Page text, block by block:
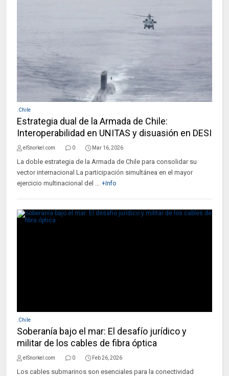
.Chile
Estrategia dual de la Armada de Chile:
Interoperabilidad en UNITAS y disuasión en DESI
elSnorkel.com 0 Mar 16, 2026
La doble estrategia de la Armada de Chile para consolidar su
vector internacional La participación simultánea en el mayor
ejercicio multinacional del ... +Info
.Chile
Soberanía bajo el mar: El desafío jurídico y
militar de los cables de fibra óptica
elSnorkel.com 0 Feb 26, 2026
Los cables submarinos son esenciales para la conectividad